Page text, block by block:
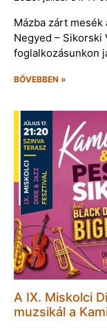
Mázba zárt mesék
Negyed –
foglalkozásunkon
BŐVEBBEN »
A IX. Miskolci
muzsikál a